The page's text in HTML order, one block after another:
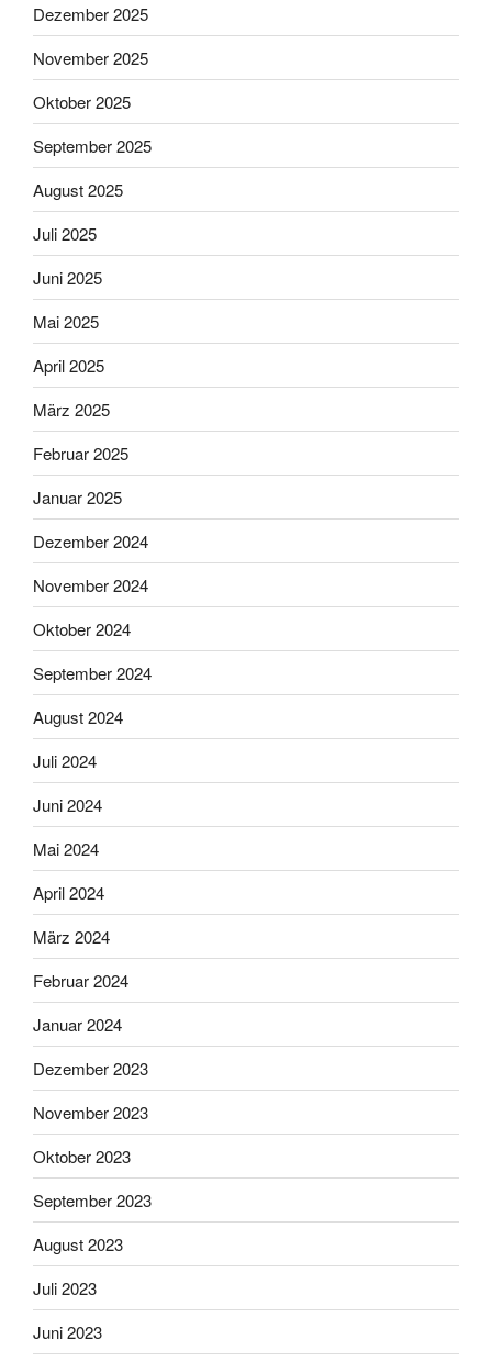
Dezember 2025
November 2025
Oktober 2025
September 2025
August 2025
Juli 2025
Juni 2025
Mai 2025
April 2025
März 2025
Februar 2025
Januar 2025
Dezember 2024
November 2024
Oktober 2024
September 2024
August 2024
Juli 2024
Juni 2024
Mai 2024
April 2024
März 2024
Februar 2024
Januar 2024
Dezember 2023
November 2023
Oktober 2023
September 2023
August 2023
Juli 2023
Juni 2023